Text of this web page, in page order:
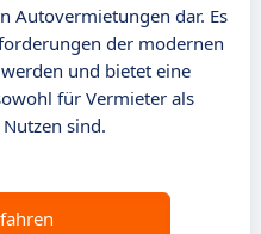
Autovermietungen dar. Es
der modernen
und bietet eine
für Vermieter als
sind.